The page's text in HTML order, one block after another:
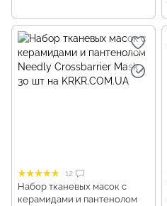
12
Набор тканевых масок с
керамидами и пантенолом